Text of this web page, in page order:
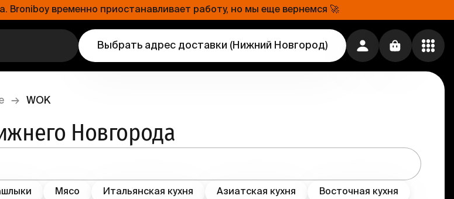
временно приостанавливает работу, но мы еще вернемся 🚀
Выбрать адрес доставки (Нижний Новгород)
→ WOK
Новгорода
Мясо Итальянская кухня Азиатская кухня Восточная кухня